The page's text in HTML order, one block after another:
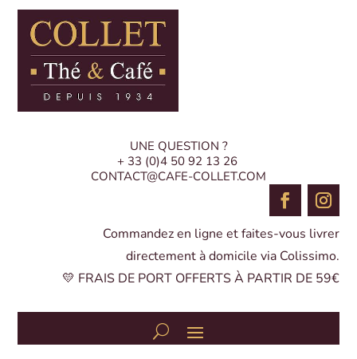
UNE QUESTION ?
+ 33 (0)4 50 92 13 26
CONTACT@CAFE-COLLET.COM
Commandez en ligne et faites-vous livrer
directement à domicile via Colissimo.
💛 FRAIS DE PORT OFFERTS À PARTIR DE 59€